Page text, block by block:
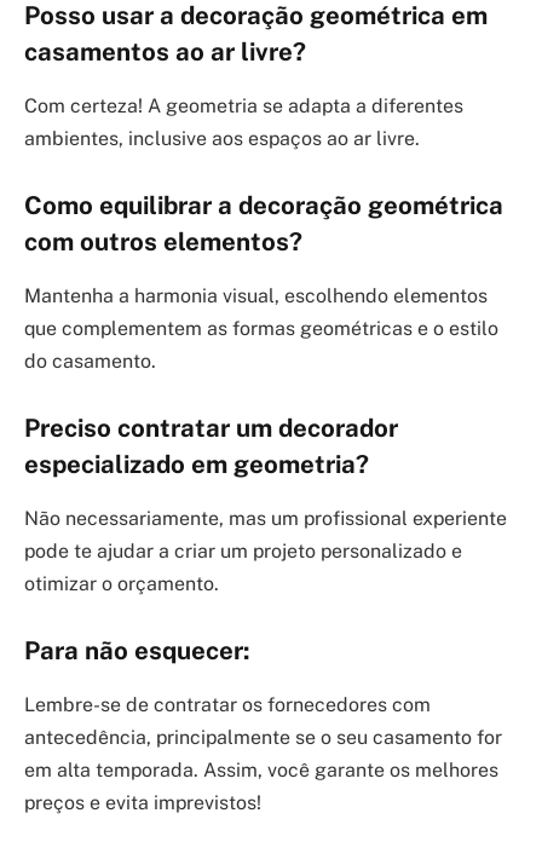
Posso usar a decoração geométrica em
casamentos ao ar livre?
Com certeza! A geometria se adapta a diferentes
ambientes, inclusive aos espaços ao ar livre.
Como equilibrar a decoração geométrica
com outros elementos?
Mantenha a harmonia visual, escolhendo elementos
que complementem as formas geométricas e o estilo
do casamento.
Preciso contratar um decorador
especializado em geometria?
Não necessariamente, mas um profissional experiente
pode te ajudar a criar um projeto personalizado e
otimizar o orçamento.
Para não esquecer:
Lembre-se de contratar os fornecedores com
antecedência, principalmente se o seu casamento for
em alta temporada. Assim, você garante os melhores
preços e evita imprevistos!